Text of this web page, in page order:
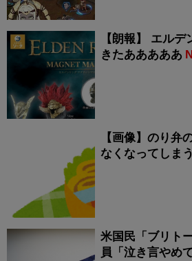
【朗報】 エル
きたあああああ
【画像】のり弁
なくなってしまう
米国民「ブリト
員「泣き言やめ